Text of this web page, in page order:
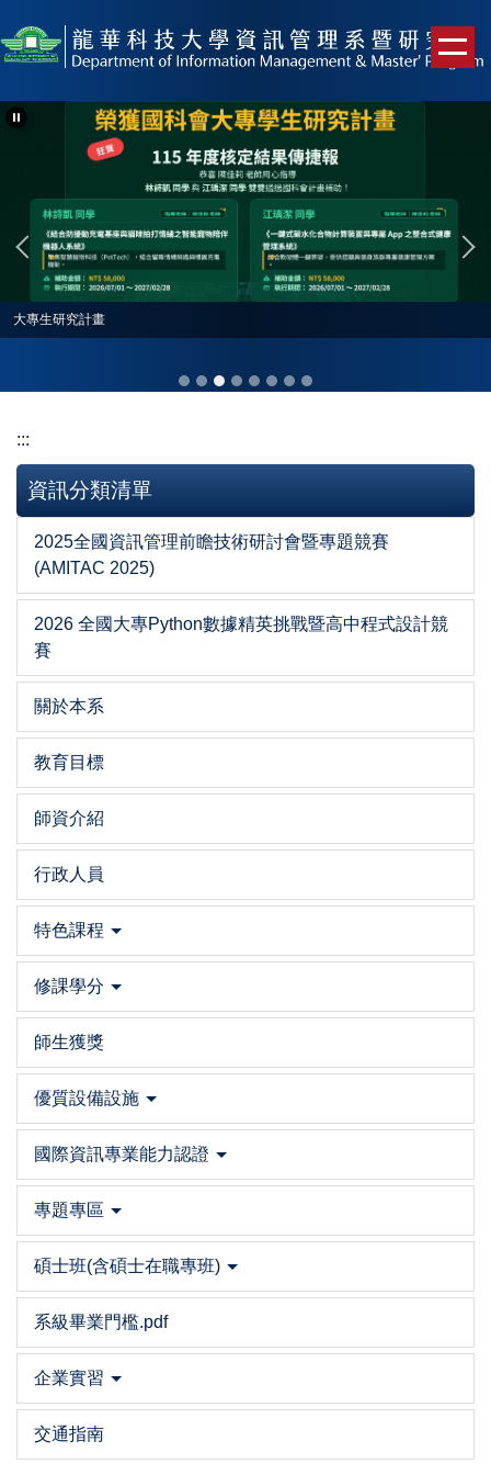
到
內
大專生研究計畫
:::
資訊分類清單
2025全國資訊管理前瞻技術研討會暨專題競賽
(AMITAC 2025)
2026 全國大專Python數據精英挑戰暨高中程式設計競
賽
關於本系
教育目標
師資介紹
行政人員
特色課程
修課學分
師生獲獎
優質設備設施
國際資訊專業能力認證
專題專區
碩士班(含碩士在職專班)
系級畢業門檻.pdf
企業實習
交通指南